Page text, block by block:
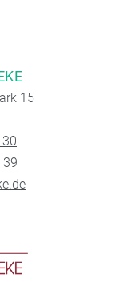
15
39